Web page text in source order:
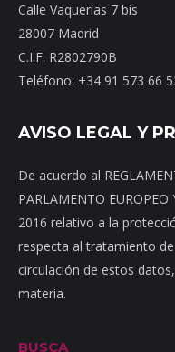
Calle Vaquerías 7 bis
28007 Madrid
C.I.F. R2802790B
Teléfono: +34 91 573 66
AVISO LEGAL Y
De acuerdo al
PARLAMENTO
2016 relativo a la
respecta al tratamiento
circulación de estos
materia.
BUSCA